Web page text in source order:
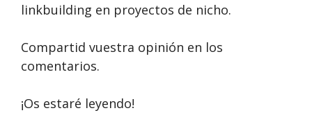
linkbuilding en proyectos de nicho.
Compartid vuestra opinión en los
comentarios.
¡Os estaré leyendo!